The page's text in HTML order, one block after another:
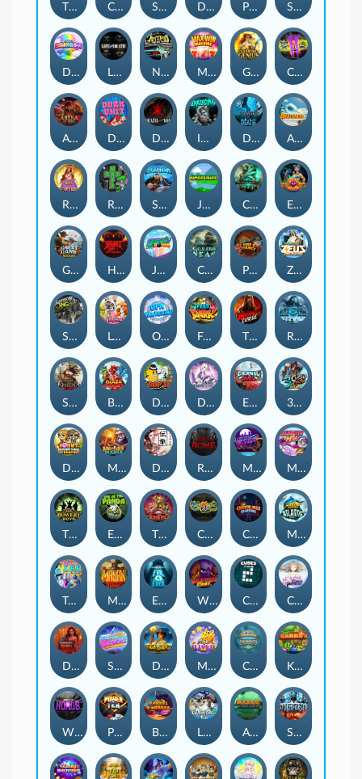
DEAL WITH DEATH
Jumpasaurs
Crowned Corners
Peek & Pounce
Avalanche
Crownlings Clusters
Midnight Mirage
Demon Queen
Gearlab Genius
The Crime File
Opa Santorini!
Arena of Iron
THE COUNT
Invictus
Eye of Medusa
Zeus Ze Zecond
Superstar Sevens
STEAMRUNNERS
SPEAR OF ATHENA
STORMBORN
THE WILDWOOD CURSE
Reign of Rome
Rad Maxx
Hounds Of Hell
Munchy Milo
Power of 10
Dynasty of Death
Magic Piggy OG
Rise of Fortuna
LE FOOTBALL FAN
Life and Death
Merlin's Mania
Blaze Buddies
Marlin Masters Atlantis
Commander of Tridents
3 Cursed Chests™
Great Game Rockies
Death Becomes You
Nitro Nights Max Win Machine
Barrel Bonanza
Wild Dojo Strike
Eternal Duel
Dusk Princess
Le Bunny
Dork Unit
Pray for Three
Chaos Crew 2
Stormforged
Slayers Inc
Densho
Aztec Twist
Chaos Crew
Cubes 2
Mayan Stackways
Eye of the Panda
Fear the Dark
Double Rainbow
Cursed Seas
King Carrot
Cloud Princess
Shaolin Master
Drop'em
Twisted Lab
Donut Division
Joker Bombs
The Bowery Boys
Rise of Ymir
Evil Eyes
Dawn of Kings
Wings of Horus
Cursed Crypt